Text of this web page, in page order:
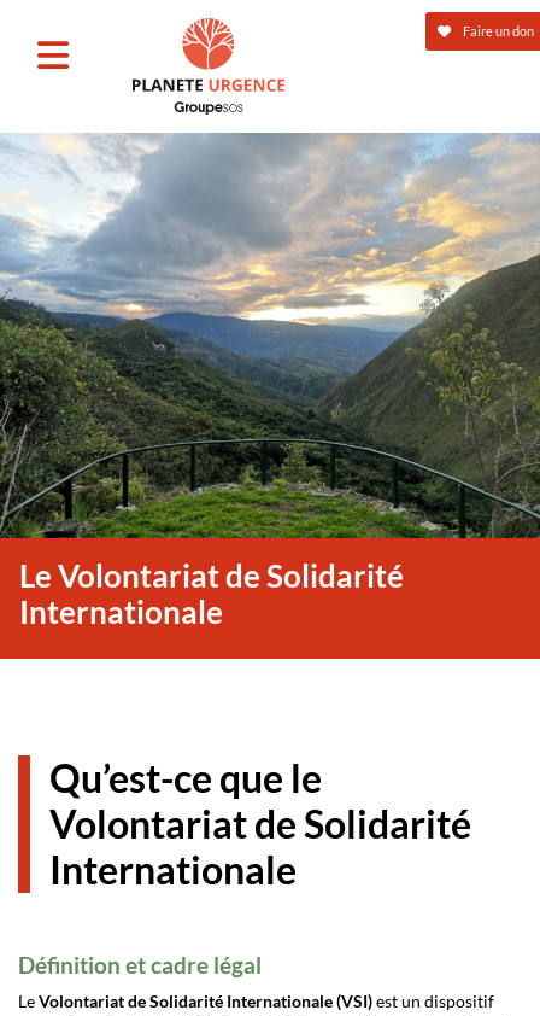
Le Volontariat de Solidarité
Internationale
Qu’est-ce que le
Volontariat de Solidarité
Internationale
Définition et cadre légal
LeVolontariat de Solidarité Internationale (VSI)est un dispositif
Faire un don